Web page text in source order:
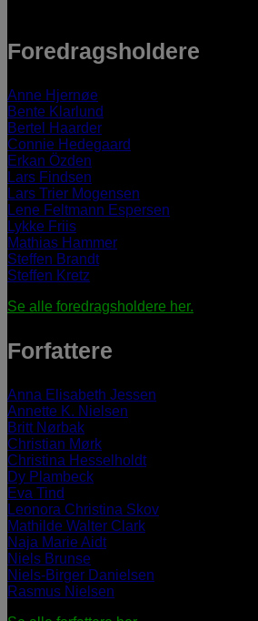
Foredragsholdere
Anne Hjernøe
Bente Klarlund
Bertel Haarder
Connie Hedegaard
Erkan Özden
Lars Findsen
Lars Trier Mogensen
Lene Feltmann Espersen
Lykke Friis
Mathias Hammer
Steffen Brandt
Steffen Kretz
Se alle foredragsholdere her.
Forfattere
Anna Elisabeth Jessen
Annette K. Nielsen
Britt Nørbak
Christian Mørk
Christina Hesselholdt
Dy Plambeck
Eva Tind
Leonora Christina Skov
Mathilde Walter Clark
Naja Marie Aidt
Niels Brunse
Niels-Birger Danielsen
Rasmus Nielsen